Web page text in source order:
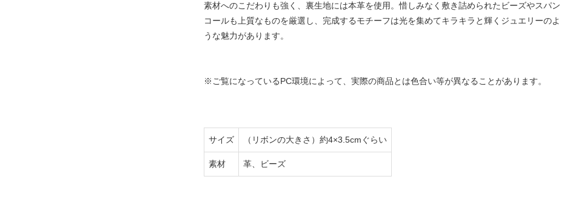
素材へのこだわりも強く、裏生地には本革を使用。惜しみなく敷き詰められたビーズやスパン
コールも上質なものを厳選し、完成するモチーフは光を集めてキラキラと輝くジュエリーのよ
うな魅力があります。
※ご覧になっているPC環境によって、実際の商品とは色合い等が異なることがあります。
サイズ （リボンの大きさ）約4×3.5cmぐらい
素材 革、ビーズ